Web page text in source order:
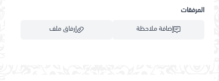
المرفقات
إضافة ملاحظة
إرفاق ملف